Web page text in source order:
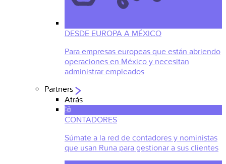
DESDE EUROPA A MÉXICO
Para empresas europeas que están abriendo
operaciones en México y necesitan
administrar empleados
Partners
Atrás
CONTADORES
Súmate a la red de contadores y noministas
que usan Runa para gestionar a sus clientes